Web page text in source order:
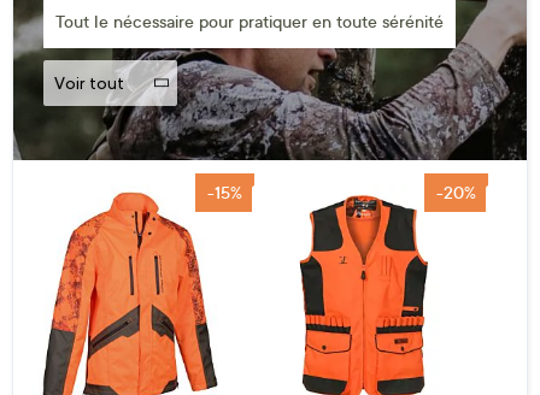
Tout le nécessaire pour pratiquer en toute sérénité
Voir tout
-15% -20%